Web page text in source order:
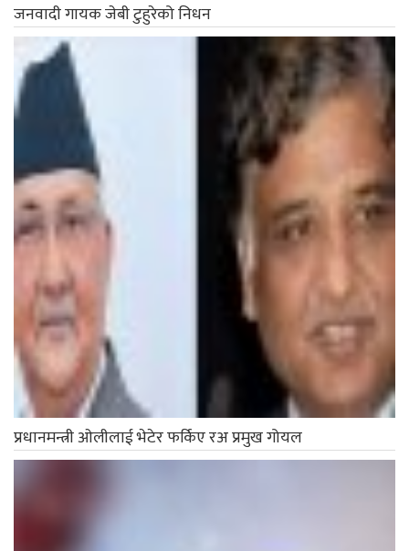
जनवादी गायक जेबी टुहुरेको निधन
प्रधानमन्त्री ओलीलाई भेटेर फर्किए रअ प्रमुख गोयल